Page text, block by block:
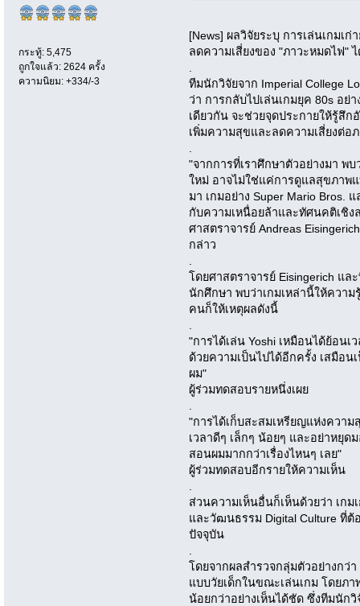
กระทู้: 5,475
ถูกใจแล้ว: 2624 ครั้ง
ความนิยม: +334/-3
[News] ผลวิจัยระบุ การเล่นเกมเ
ลดความเสี่ยงของ "ภาวะหมดไฟ"
ทีมนักวิจัยจาก Imperial College
ว่า การกลับไปเล่นเกมยุค 80s อย่
เดียวกัน จะช่วยจุดประกายให้รู้สึ
เพิ่มความสุขและลดความเสี่ยงต่อ
"จากการที่เราศึกษาตัวอย่างมา
ใหม่ อาจไม่ใช่แค่การดูแลสุขภาพ
มา เกมอย่าง Super Mario Bros.
กับความเหนื่อยล้าและทัศนคติเชิง
ศาสตราจารย์ Andreas
กล่าว
โดยศาสตราจารย์ Eisingerich แ
นักศึกษา พบว่าเกมเหล่านี้ให้ควา
คนก็ให้เหตุผลดังนี้
"การได้เล่น Yoshi เหมือนได้ย้อน
ด้วยความเป็นไปได้อีกครั้ง เสมือ
ผม"
ผู้ร่วมทดสอบรายหนึ่งเผย
"การได้เก็บสะสมเหรียญแห่งควา
เวลาดีๆ เล็กๆ น้อยๆ และอย่าหยุ
สอนผมมากกว่าเรื่องไหนๆ เลย"
ผู้ร่วมทดสอบอีกรายให้ความเห็น
ส่วนความเห็นอื่นก็เห็นด้วยว่า เกม
และวัฒนธรรม Digital Culture ที่ต้
ปัจจุบัน
โดยจากผลสำรวจกลุ่มตัวอย่างกว่
แบบวัยเด็กในขณะเล่นเกม โดยภ
น้อยกว่าอย่างเห็นได้ชัด ซึ่งทีมนัก